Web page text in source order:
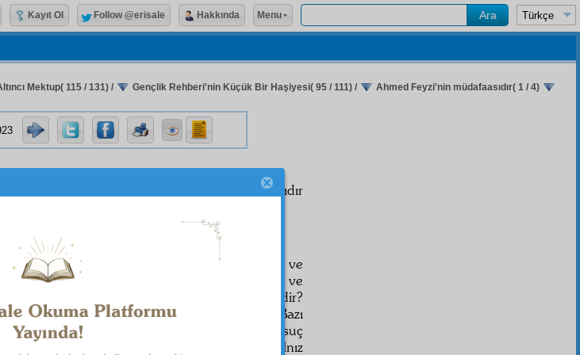
Mektup( 115 / 131) / Gençlik Rehberi'nin Küçük Bir Haşiyesi( 95 / 111) / Ahmed Feyzi'nin müdafaasıdır( 1 / 4)
müdafaa
sıdır
onun dinhakikat
lerine ait kitaplarını okumak ve
imdadına koşmak üzere dinine ve Kur'ân'ına ve
in vazifesi ve hakkı değil midir?
meneden bir kanun maddesi var mıdır? Bazı
vegayr-i ahlâkî
etmesi bir suç
ne idare ile asla alâkası olmayan, yalnız
Kayıt Ol Follow @erisale Hakkında Menu